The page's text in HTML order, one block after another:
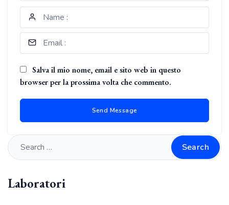
Salva il mio nome, email e sito web in questo
browser per la prossima volta che commento.
Search
Laboratori